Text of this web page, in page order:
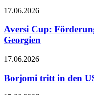
17.06.2026
Aversi Cup:
Georgien
17.06.2026
Borjomi tritt in den